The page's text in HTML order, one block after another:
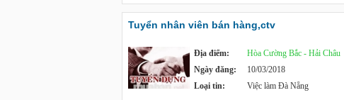
Tuyển nhân viên bán hàng,ctv
Địa điểm:
Hòa Cường Bắc - Hải Châu
Ngày đăng:
10/03/2018
Loại tin:
Việc làm Đà Nẵng